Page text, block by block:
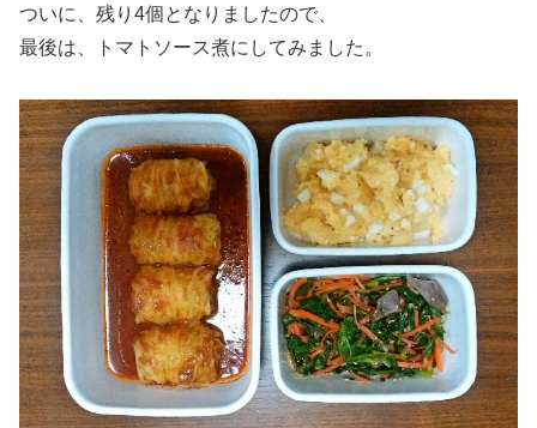
ついに、残り4個となりましたので、
最後は、トマトソース煮にしてみました。